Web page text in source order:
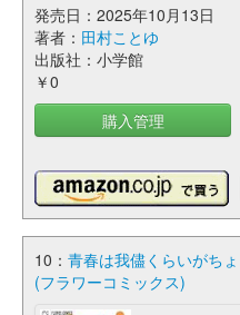
発売日：2025年10月13日
著者： 田村ことゆ
出版社：小学館
￥0
購入管理
10： 青春は我儘くらいがち
(フラワーコミックス)